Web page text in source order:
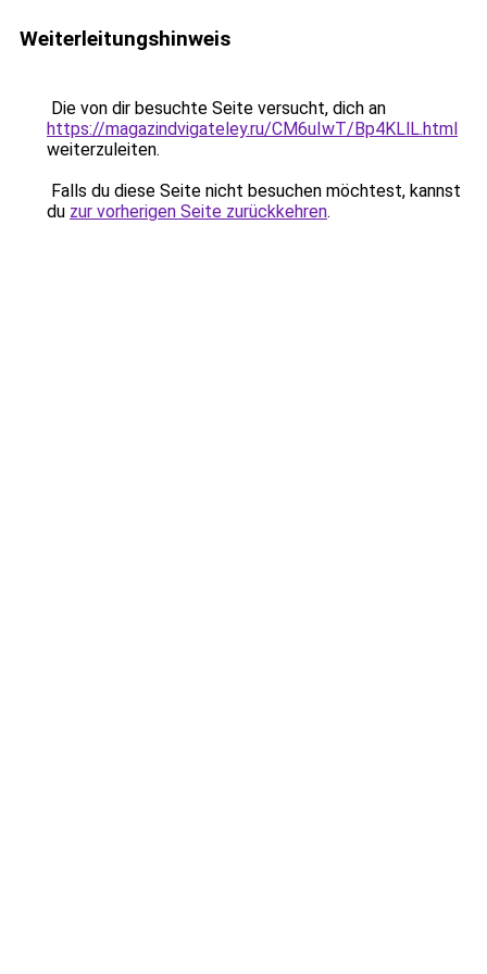
Weiterleitungshinweis
Die von dir besuchte Seite versucht, dich an
https://magazindvigateley.ru/CM6uIwT/Bp4KLlL.html
weiterzuleiten.
Falls du diese Seite nicht besuchen möchtest, kannst
du zur vorherigen Seite zurückkehren.